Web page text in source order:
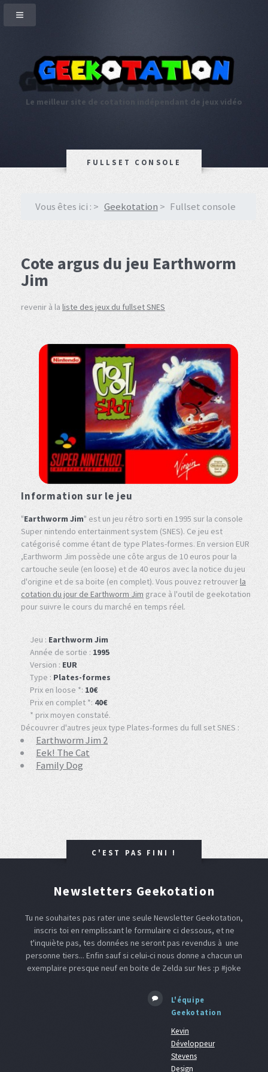
Le meilleur site de cotation indépendant de jeux vidéo
FULLSET CONSOLE
Vous êtes ici : Geekotation Fullset console
Cote argus du jeu Earthworm
Jim
revenir à la liste des jeux du fullset SNES
Information sur le jeu
"Earthworm Jim" est un jeu rétro sorti en 1995 sur la console
Super nintendo entertainment system (SNES). Ce jeu est
catégorisé comme étant de type Plates-formes. En version EUR
,Earthworm Jim possède une côte argus de 10 euros pour la
cartouche seule (en loose) et de 40 euros avec la notice du jeu
d'origine et de sa boite (en complet). Vous pouvez retrouverla
cotation du jour de Earthworm Jim grace à l'outil de geekotation
pour suivre le cours du marché en temps réel.
Jeu : Earthworm Jim
Année de sortie : 1995
Version : EUR
Type : Plates-formes
Prix en loose *: 10€
Prix en complet *: 40€
* prix moyen constaté.
Découvrer d'autres jeux type Plates-formes du full set SNES :
Earthworm Jim 2
Eek! The Cat
Family Dog
C'EST PAS FINI !
Newsletters Geekotation
Tu ne souhaites pas rater une seule Newsletter Geekotation,
inscris toi en remplissant le formulaire ci dessous, et ne
t'inquiète pas, tes données ne seront pas revendus à une
personne tiers... Enfin sauf si celui-ci nous donne a chacun un
exemplaire presque neuf en boite de Zelda sur Nes :p #joke
L'équipe
Geekotation
Kevin
Développeur
Stevens
Design